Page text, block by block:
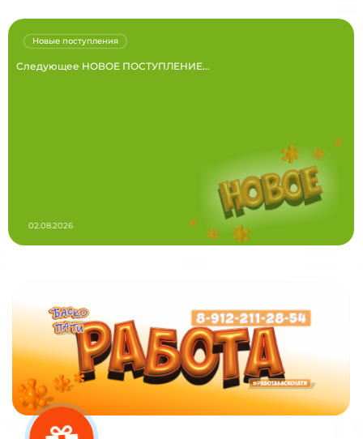
Следующее НОВОЕ ПОСТУПЛЕНИЕ...
Новые поступления
02.08.2026